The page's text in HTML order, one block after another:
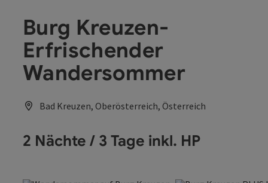
Burg Kreuzen-
Erfrischender
Wandersommer
Bad Kreuzen, Oberösterreich, Österreich
2 Nächte / 3 Tage inkl. HP